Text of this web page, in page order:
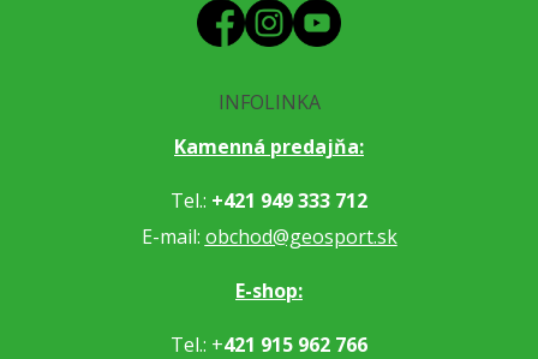
INFOLINKA
Kamenná predajňa:
Tel.: +421 949 333 712
E-mail: obchod@geosport.sk
E-shop:
Tel.: +421 915 962 766